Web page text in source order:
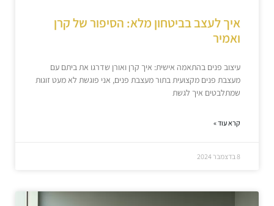
איך לעצב בביטחון מלא: הסיפור של קרן
ואמיר
עיצוב פנים בהתאמה אישית: איך קרן ואורן שדרגו את ביתם עם
מעצבת פנים מקצועית בתור מעצבת פנים, אני פוגשת לא מעט זוגות
שמתלבטים איך לגשת
קרא עוד »
8 בדצמבר 2024